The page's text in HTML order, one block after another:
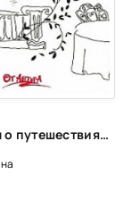
Новеллы о путешествиях - Дина Рубина